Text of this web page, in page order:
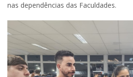
nas dependências das Faculdades.